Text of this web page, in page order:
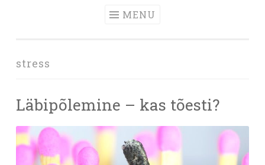
MENU
stress
Läbipõlemine – kas tõesti?